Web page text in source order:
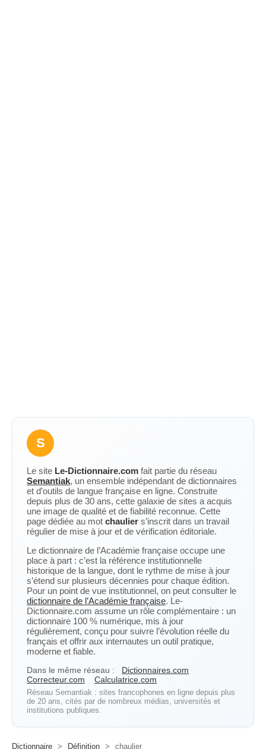
S
Le site Le-Dictionnaire.com fait partie du réseau
Semantiak, un ensemble indépendant de dictionnaires
et d’outils de langue française en ligne. Construite
depuis plus de 30 ans, cette galaxie de sites a acquis
une image de qualité et de fiabilité reconnue. Cette
page dédiée au mot chaulier s’inscrit dans un travail
régulier de mise à jour et de vérification éditoriale.
Le dictionnaire de l’Académie française occupe une
place à part : c’est la référence institutionnelle
historique de la langue, dont le rythme de mise à jour
s’étend sur plusieurs décennies pour chaque édition.
Pour un point de vue institutionnel, on peut consulter le
dictionnaire de l’Académie française. Le-
Dictionnaire.com assume un rôle complémentaire : un
dictionnaire 100 % numérique, mis à jour
régulièrement, conçu pour suivre l’évolution réelle du
français et offrir aux internautes un outil pratique,
moderne et fiable.
Dans le même réseau :
Dictionnaires.com
Correcteur.com
Calculatrice.com
Réseau Semantiak : sites francophones en ligne depuis plus
de 20 ans, cités par de nombreux médias, universités et
institutions publiques.
Dictionnaire > Définition > chaulier